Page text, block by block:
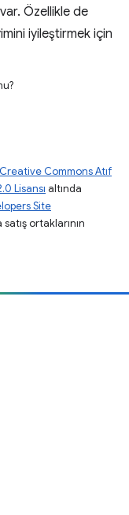
Özellikle de
iyileştirmek için
Creative Commons Atıf
Lisansı altında
Site
ortaklarının